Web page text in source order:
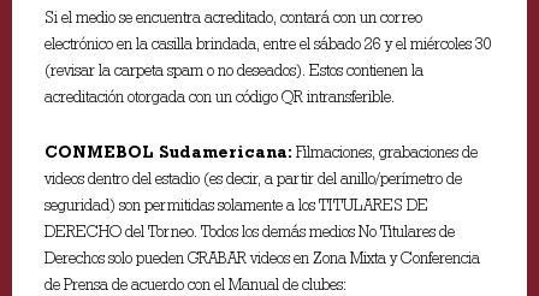
Si el medio se encuentra acreditado, contará con un correo
electrónico en la casilla brindada, entre el sábado 26 y el miércoles 30
(revisar la carpeta spam o no deseados). Estos contienen la
acreditación otorgada con un código QR intransferible.
CONMEBOL Sudamericana: Filmaciones, grabaciones de
videos dentro del estadio (es decir, a partir del anillo/perímetro de
seguridad) son permitidas solamente a los TITULARES DE
DERECHO del Torneo. Todos los demás medios No Titulares de
Derechos solo pueden GRABAR videos en Zona Mixta y Conferencia
de Prensa de acuerdo con el Manual de clubes: